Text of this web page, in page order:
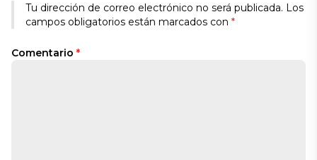
Tu dirección de correo electrónico no será publicada. Los
campos obligatorios están marcados con *
Comentario *